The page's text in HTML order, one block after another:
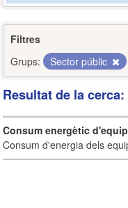
Filtres
Grups:
Sector públic
Resultat de la
Consum energètic
Consum d'energia dels